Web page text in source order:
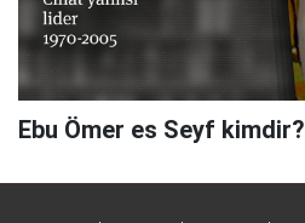
Ebu Ömer es Seyf kimdir?